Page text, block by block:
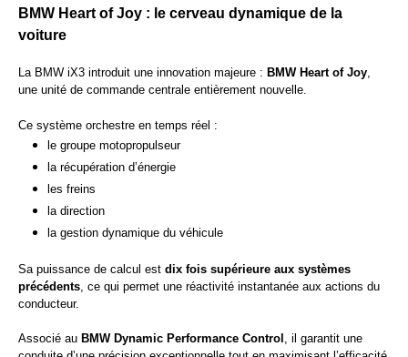
BMW Heart of Joy : le cerveau dynamique de la
voiture
La BMW iX3 introduit une innovation majeure : BMW Heart of Joy,
une unité de commande centrale entièrement nouvelle.
Ce système orchestre en temps réel :
le groupe motopropulseur
la récupération d’énergie
les freins
la direction
la gestion dynamique du véhicule
Sa puissance de calcul est dix fois supérieure aux systèmes
précédents , ce qui permet une réactivité instantanée aux actions du
conducteur.
Associé au BMW Dynamic Performance Control , il garantit une